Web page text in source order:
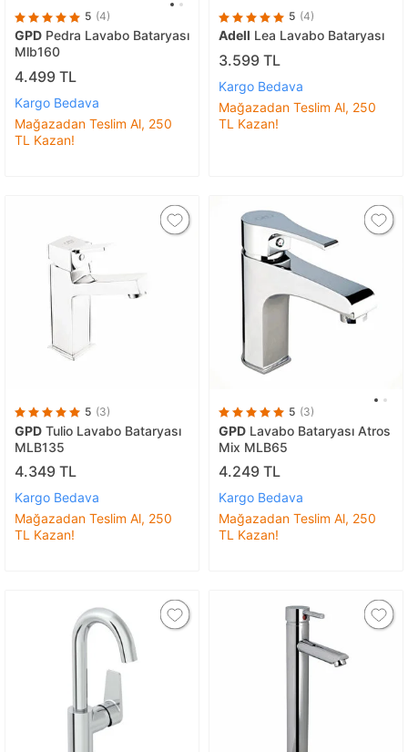
5 (4)
GPD Pedra Lavabo Bataryası
Mlb160
4.499 TL
Kargo Bedava
Mağazadan Teslim Al, 250
TL Kazan!
5 (4)
Adell Lea Lavabo Bataryası
3.599 TL
Kargo Bedava
Mağazadan Teslim Al, 250
TL Kazan!
5 (3)
GPD Tulio Lavabo Bataryası
MLB135
4.349 TL
Kargo Bedava
Mağazadan Teslim Al, 250
TL Kazan!
5 (3)
GPD Lavabo Bataryası Atros
Mix MLB65
4.249 TL
Kargo Bedava
Mağazadan Teslim Al, 250
TL Kazan!